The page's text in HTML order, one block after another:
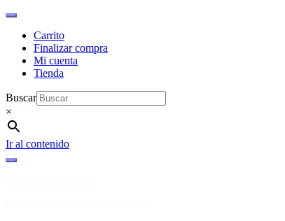
Carrito
Finalizar compra
Mi cuenta
Tienda
Buscar
×
Ir al contenido